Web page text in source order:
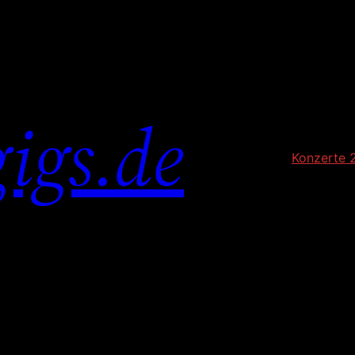
Konzerte